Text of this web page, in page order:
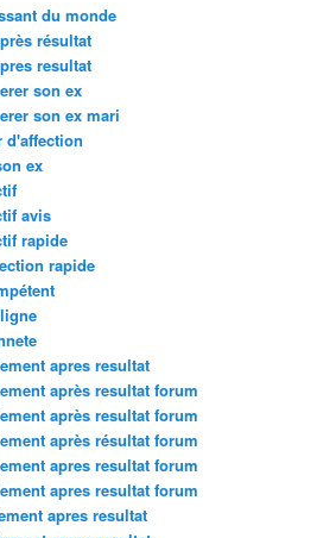
du monde
résultat
resultat
son ex
son ex mari
d'affection
ex
avis
rapide
rapide
apres resultat
après resultat forum
après resultat forum
après résultat forum
apres resultat forum
apres resultat forum
apres resultat